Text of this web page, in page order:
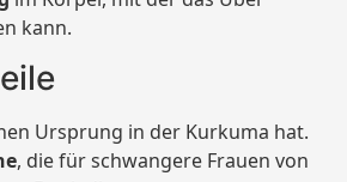
kann.
Ursprung in der Kurkuma hat.
, die für schwangere Frauen von